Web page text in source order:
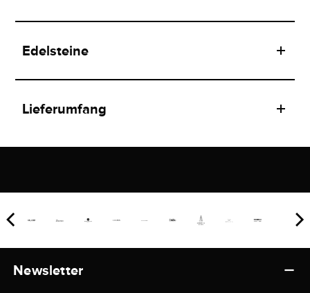
Edelsteine
Lieferumfang
Newsletter